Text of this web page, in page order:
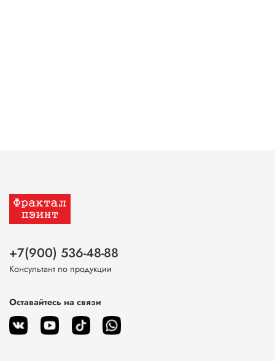
+7(900) 536-48-88
Консультант по продукции
Оставайтесь на связи